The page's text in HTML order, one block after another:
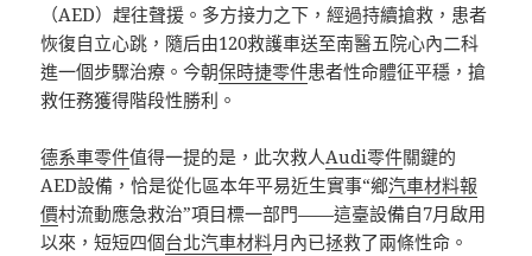
（AED）趕往聲援。多方接力之下，經過持續搶救，患者
恢復自立心跳，隨后由120救護車送至南醫五院心內二科
進一個步驟治療。今朝保時捷零件患者性命體征平穩，搶
救任務獲得階段性勝利。
德系車零件值得一提的是，此次救人Audi零件關鍵的
AED設備，恰是從化區本年平易近生實事“鄉汽車材料報
價村流動應急救治”項目標一部門——這臺設備自7月啟用
以來，短短四個台北汽車材料月內已拯救了兩條性命。